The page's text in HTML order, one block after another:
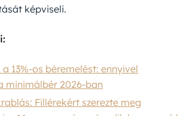
képviseli.
13%-os béremelést: ennyivel
minimálbér 2026-ban
Fillérekért szerezte meg